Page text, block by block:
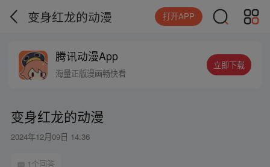
变身红龙的动漫 打开APP
腾讯动漫App
海量正版漫画畅快看
立即下载
变身红龙的动漫
2024年12月09日 14:36
1个回答